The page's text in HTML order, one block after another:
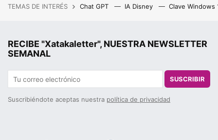
TEMAS DE INTERÉS Chat GPT IA Disney Clave Windows
RECIBE "Xatakaletter", NUESTRA NEWSLETTER
SEMANAL
SUSCRIBIR
Suscribiéndote aceptas nuestra política de privacidad